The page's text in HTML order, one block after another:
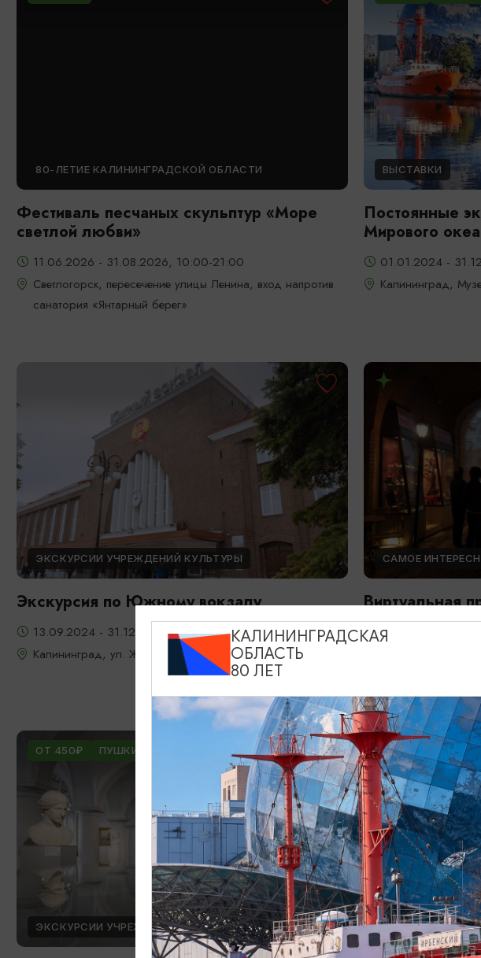
80-ЛЕТИЕ КАЛИНИНГРАДСКОЙ ОБЛАСТИ
Фестиваль песчаных скульптур «Море
светлой любви»
11.06.2026 - 31.08.2026, 10:00-21:00
Светлогорск, пересечение улицы Ленина, вход напротив
санатория «Янтарный берег»
ВЫСТАВКИ
Постоянные
Мирового
01.01.2024 -
Калининград,
ЭКСКУРСИИ УЧРЕЖДЕНИЙ КУЛЬТУРЫ
Экскурсия по Южному вокзалу
13.09.2024 - 31.12.2026
Калининград, ул. Железнодорожная, д. 13-23
САМОЕ
Виртуальная
Кёнигсберга
ОТ 450₽ ПУШКИНСКАЯ КАРТА
ЭКСКУРСИИ УЧРЕЖДЕНИЙ КУЛЬТУРЫ
ОТ 1200₽
СПЕКТАКЛИ
КАЛИНИНГРАДСКАЯ
ОБЛАСТЬ
80 ЛЕТ